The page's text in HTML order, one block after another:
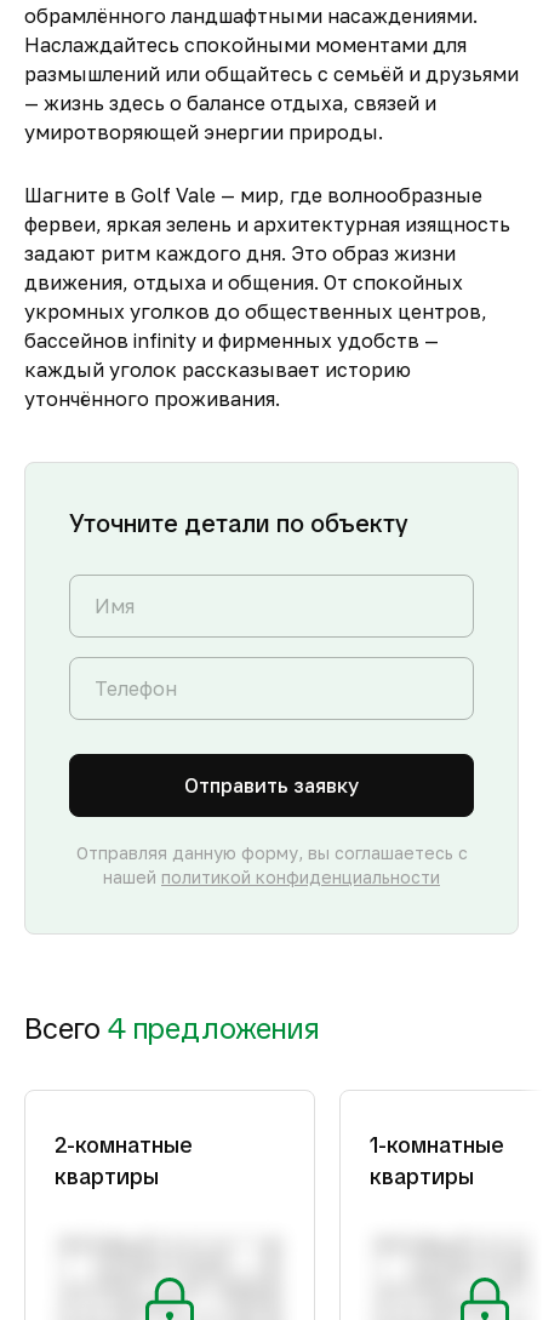
обрамлённого ландшафтными насаждениями.
Наслаждайтесь спокойными моментами для
размышлений или общайтесь с семьёй и друзьями
— жизнь здесь о балансе отдыха, связей и
умиротворяющей энергии природы.
Шагните в Golf Vale — мир, где волнообразные
фервеи, яркая зелень и архитектурная изящность
задают ритм каждого дня. Это образ жизни
движения, отдыха и общения. От спокойных
укромных уголков до общественных центров,
бассейнов infinity и фирменных удобств —
каждый уголок рассказывает историю
утончённого проживания.
Уточните детали по объекту
Отправить заявку
Отправляя данную форму, вы соглашаетесь с
нашей политикой конфиденциальности
Всего 4 предложения
2-комнатные
квартиры
1-комнатные
квартиры